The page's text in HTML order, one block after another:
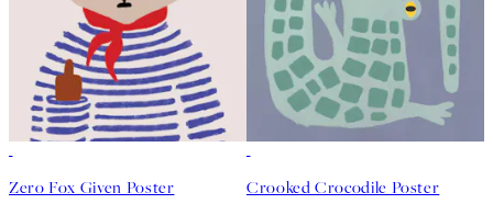
Zero Fox Given Poster Crooked Crocodile Poster